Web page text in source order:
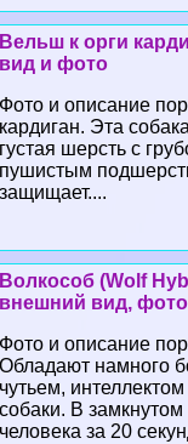
Вельш к opги
вид и фото
Фото и описание
кардиган. Эта
густая шерсть с
пушистым
защищает....
Волкособ (Wolf
внешний вид,
Фото и описание
Обладают намного
чутьем,
собаки. В
человека за 20